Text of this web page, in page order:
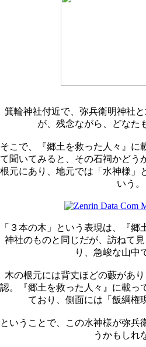
箕輪神社付近で、弥兵衛明神社
が、残念ながら、どなた
そこで、『郷土を救った人々』に
て聞いてみると、その石祠かどう
根元にあり、地元では「水神様」
いう。
「３本の木」という表現は、『
神社のものと同じだが、訪ねて
り、急峻な山中
木の根元には背丈ほどの藪があ
認。『郷土を救った人々』に載っ
ており、側面には「飯綱権
ということで、この水神様が弥兵
うかもしれ